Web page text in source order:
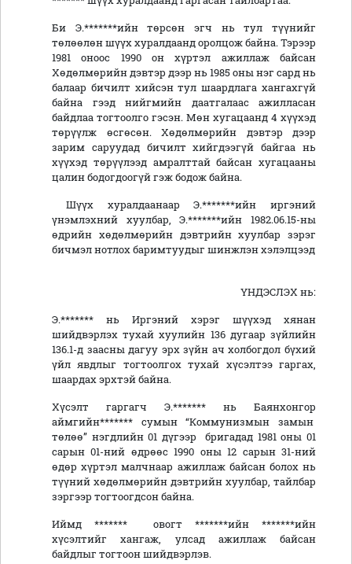
Би Э.*******ийн төрсөн эгч нь тул түүнийг
төлөөлөн шүүх хуралдаанд оролцож байна. Тэрээр
1981 оноос 1990 он хүртэл ажиллаж байсан
Хөдөлмөрийн дэвтэр дээр нь 1985 оны нэг сард нь
балаар бичилт хийсэн тул шаардлага хангахгүй
байна гээд нийгмийн даатгалаас ажилласан
байдлаа тогтоолго гэсэн. Мөн хугацаанд 4 хүүхэд
төрүүлж өсгөсөн. Хөдөлмөрийн дэвтэр дээр
зарим саруудад бичилт хийгдээгүй байгаа нь
хүүхэд төрүүлээд амралттай байсан хугацааны
цалин бодогдоогүй гэж бодож байна.
Шүүх хуралдаанаар Э.*******ийн иргэний
үнэмлэхний хуулбар, Э.*******ийн 1982.06.15-ны
өдрийн хөдөлмөрийн дэвтрийн хуулбар зэрэг
бичмэл нотлох баримтуудыг шинжлэн хэлэлцээд
ҮНДЭСЛЭХ нь:
Э.******* нь Иргэний хэрэг шүүхэд хянан
шийдвэрлэх тухай хуулийн 136 дугаар зүйлийн
136.1-д заасны дагуу эрх зүйн ач холбогдол бүхий
үйл явдлыг тогтоолгох тухай хүсэлтээ гаргах,
шаардах эрхтэй байна.
Хүсэлт гаргагч Э.******* нь Баянхонгор
аймгийн******* сумын “Коммунизмын замын
төлөө” нэгдлийн 01 дүгээр бригадад 1981 оны 01
сарын 01-ний өдрөөс 1990 оны 12 сарын 31-ний
өдөр хүртэл малчнаар ажиллаж байсан болох нь
түүний хөдөлмөрийн дэвтрийн хуулбар, тайлбар
зэргээр тогтоогдсон байна.
Иймд ******* овогт *******ийн *******ийн
хүсэлтийг хангаж, улсад ажиллаж байсан
байдлыг тогтоон шийдвэрлэв.